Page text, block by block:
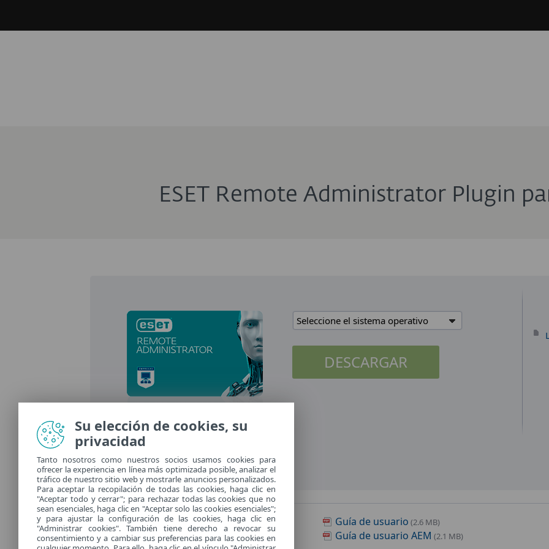
ESET Remote Administrator Plugin
Seleccione el sistema operativo
DESCARGAR
Documentación Guía de usuario (2.6 MB)
Guía de usuario AEM (2.1 MB)
Su elección de cookies, su
privacidad
Tanto nosotros como nuestros socios usamos cookies para
ofrecer la experiencia en línea más optimizada posible, analizar el
tráfico de nuestro sitio web y mostrarle anuncios personalizados.
Para aceptar la recopilación de todas las cookies, haga clic en
"Aceptar todo y cerrar"; para rechazar todas las cookies que no
sean esenciales, haga clic en "Aceptar solo las cookies esenciales";
y para ajustar la configuración de las cookies, haga clic en
"Administrar cookies". También tiene derecho a revocar su
consentimiento y a cambiar sus preferencias para las cookies en